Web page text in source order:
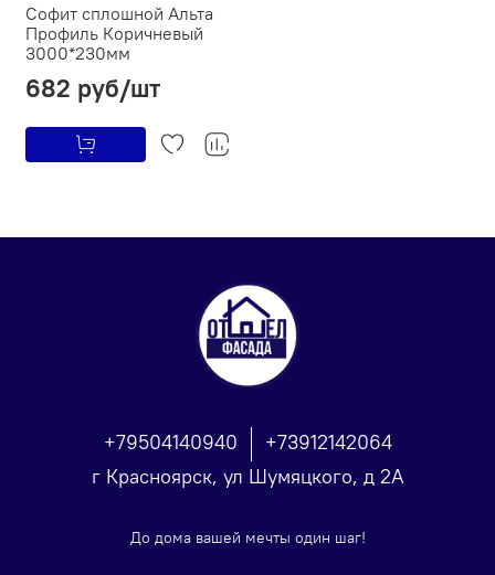
Софит сплошной Альта
Профиль Коричневый
3000*230мм
682 руб/шт
+79504140940
+73912142064
г Красноярск, ул Шумяцкого, д 2А
До дома вашей мечты один шаг!